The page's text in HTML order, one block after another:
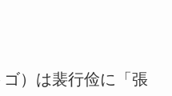
）は裴行俭に「張